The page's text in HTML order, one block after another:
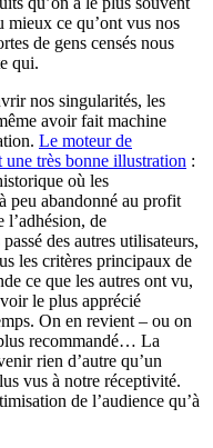
mieux ce qu’ont vus nos
de gens censés nous
qui.
nos singularités, les
avoir fait machine
Le moteur de
très bonne illustration :
où les
peu abandonné au profit
l’adhésion, de
des autres utilisateurs,
les critères principaux de
ce que les autres ont vu,
le plus apprécié
On en revient – ou on
recommandé… La
rien d’autre qu’un
vus à notre réceptivité.
de l’audience qu’à